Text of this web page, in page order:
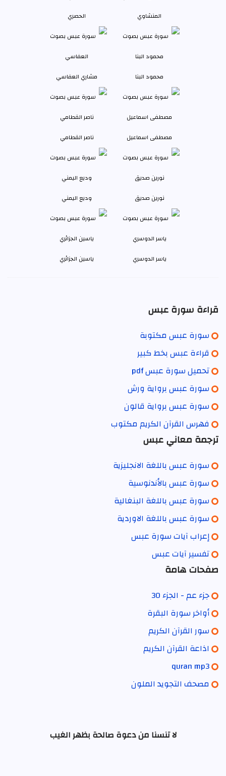
المنشاوي الحصري
محمود البنا مشاري العفاسي
مصطفى اسماعيل ناصر القطامي
نورين صديق وديع اليمني
ياسر الدوسري ياسين الجزائري
قراءة سورة عبس
سورة عبس مكتوبة
قراءة عبس بخط كبير
تحميل سورة عبس pdf
سورة عبس برواية ورش
سورة عبس برواية قالون
فهرس القرآن الكريم مكتوب
ترجمة معاني عبس
سورة عبس باللغة الانجليزية
سورة عبس بالأندنوسية
سورة عبس باللغة البنغالية
سورة عبس باللغة الاوردية
إعراب آيات سورة عبس
تفسير آيات عبس
صفحات هامة
جزء عم - الجزء 30
أواخر سورة البقرة
سور القرآن الكريم
اذاعة القرآن الكريم
quran mp3
مصحف التجويد الملون
لا تنسنا من دعوة صالحة بظهر الغيب